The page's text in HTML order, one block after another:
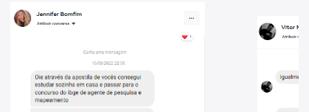
similares;
• Ao abordar um volume substancial de questões, você estará
apto a identificar os assuntos que têm maior recorrência nas
provas, direcionando seu foco de estudo para áreas de maior
relevância;
• Mediante a resolução das questões, você também terá a
capacidade de avaliar seu progresso por matéria e tópico,